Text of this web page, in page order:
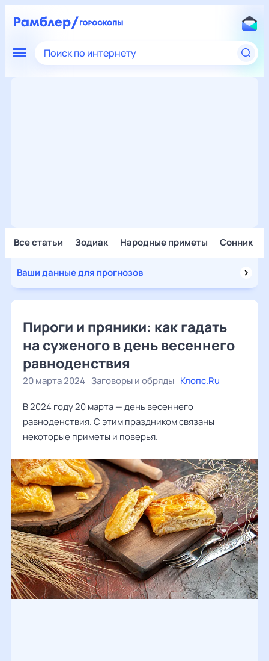
Поиск по интернету
Все статьи Зодиак Народные приметы Сонник
Ваши данные для прогнозов
Пироги и пряники: как гадать
на суженого в день весеннего
равноденствия
20 марта 2024 Заговоры и обряды Клопс.Ru
В 2024 году 20 марта — день весеннего
равноденствия. С этим праздником связаны
некоторые приметы и поверья.